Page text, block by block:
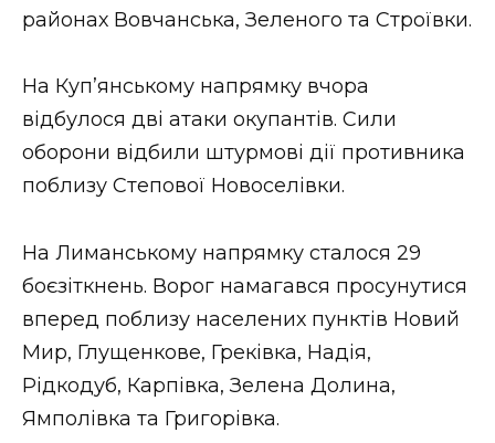
районах Вовчанська, Зеленого та Строївки.
На Куп’янському напрямку вчора
відбулося дві атаки окупантів. Сили
оборони відбили штурмові дії противника
поблизу Степової Новоселівки.
На Лиманському напрямку сталося 29
боєзіткнень. Ворог намагався просунутися
вперед поблизу населених пунктів Новий
Мир, Глущенкове, Греківка, Надія,
Рідкодуб, Карпівка, Зелена Долина,
Ямполівка та Григорівка.